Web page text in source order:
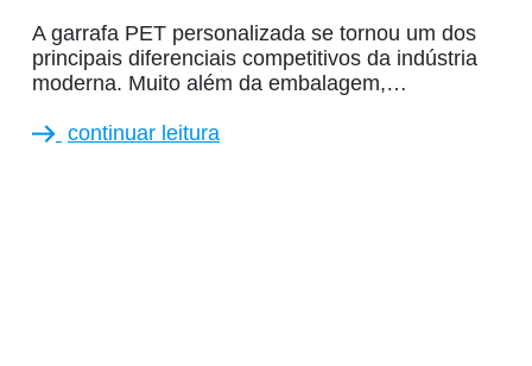
A garrafa PET personalizada se tornou um dos
principais diferenciais competitivos da indústria
moderna. Muito além da embalagem,…
continuar leitura